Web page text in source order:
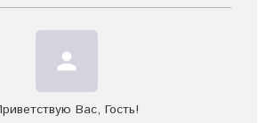
person
Вас, Гость!